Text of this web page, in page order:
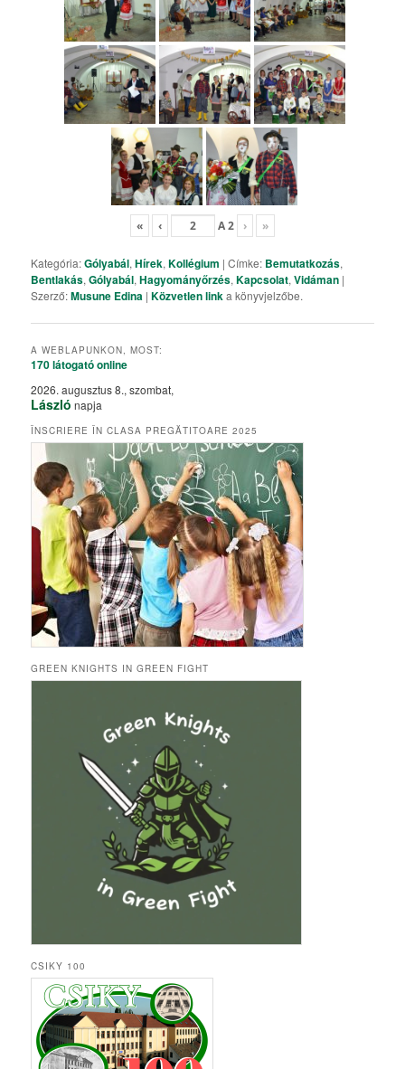
« ‹ A2 › »
Kategória:Gólyabál,Hírek,Kollégium | Címke: Bemutatkozás,
Bentlakás,Gólyabál,Hagyományőrzés,Kapcsolat,Vidáman |
Szerző:Musune Edina |Közvetlen linka könyvjelzőbe.
A WEBLAPUNKON, MOST:
170 látogatóonline
2026. augusztus 8., szombat,
László napja
ÎNSCRIERE ÎN CLASA PREGĂTITOARE 2025
GREEN KNIGHTS IN GREEN FIGHT
CSIKY 100